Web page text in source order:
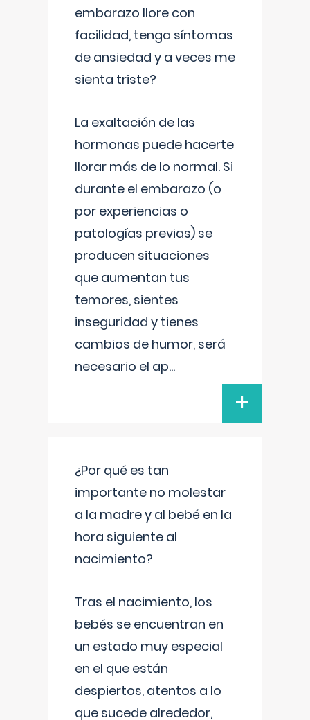
embarazo llore con
facilidad, tenga síntomas
de ansiedad y a veces me
sienta triste?
La exaltación de las
hormonas puede hacerte
llorar más de lo normal. Si
durante el embarazo (o
por experiencias o
patologías previas) se
producen situaciones
que aumentan tus
temores, sientes
inseguridad y tienes
cambios de humor, será
necesario el ap...
+
¿Por qué es tan
importante no molestar
a la madre y al bebé en la
hora siguiente al
nacimiento?
Tras el nacimiento, los
bebés se encuentran en
un estado muy especial
en el que están
despiertos, atentos a lo
que sucede alrededor,